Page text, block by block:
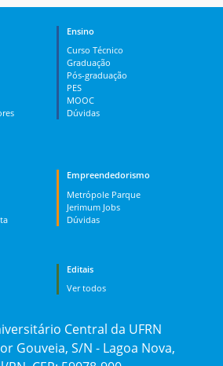
Ensino
Curso Técnico
Graduação
Pós-graduação
PES
MOOC
Dúvidas
Empreendedorismo
Metrópole Parque
Jerimum Jobs
Dúvidas
Editais
Ver todos
Central da UFRN
Gouveia, S/N - Lagoa Nova,